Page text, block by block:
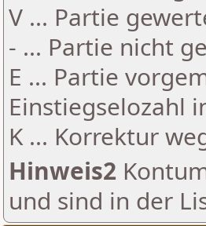
V ... Partie
- ... Partie nicht
E ... Partie
Einstiegselozahl
K ... Korrektur
Hinweis2
und sind in der